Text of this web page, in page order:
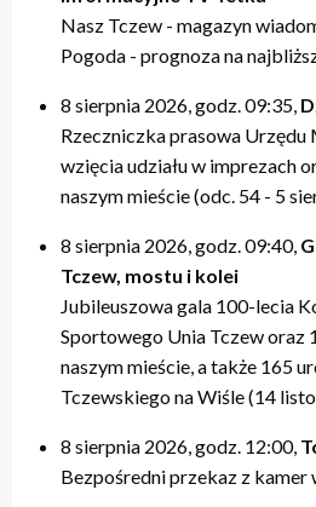
Nasz Tczew - magazyn
Pogoda - prognoza na
8 sierpnia 2026, godz. 09:35,
Rzeczniczka prasowa Urzędu
wzięcia udziału w imprezach
naszym mieście (odc. 54 - 5
8 sierpnia 2026, godz. 09:40,
Tczew, mostu i kolei
Jubileuszowa gala 100-lecia
Sportowego Unia Tczew oraz
naszym mieście, a także 165
Tczewskiego na Wiśle (14
8 sierpnia 2026, godz. 12:00,
Bezpośredni przekaz z kamer